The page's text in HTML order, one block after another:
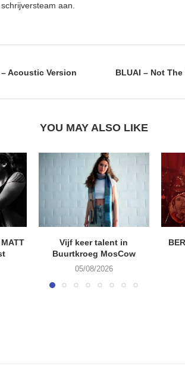
aan.
– Acoustic Version
BLUAI – Not
YOU MAY ALSO LIKE
Vijf keer talent in
Buurtkroeg MosCow
05/08/2026